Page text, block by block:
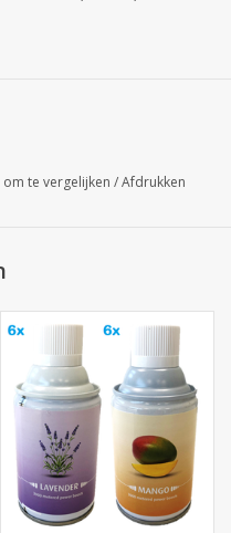
sterktes:
/ 15 of 30 minuten
merkvullingen
te vergelijken /Afdrukken